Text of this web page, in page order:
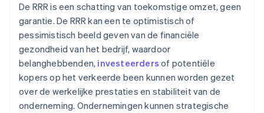
De RRR is een schatting van toekomstige omzet, geen
garantie. De RRR kan een te optimistisch of
pessimistisch beeld geven van de financiële
gezondheid van het bedrijf, waardoor
belanghebbenden, investeerders of potentiële
kopers op het verkeerde been kunnen worden gezet
over de werkelijke prestaties en stabiliteit van de
onderneming. Ondernemingen kunnen strategische